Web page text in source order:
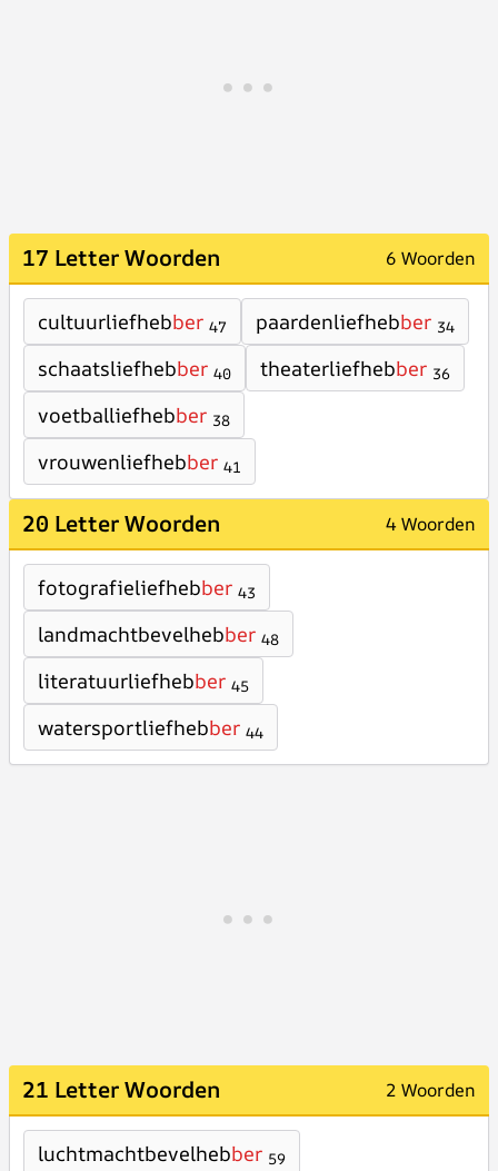
17 Letter Woorden 6 Woorden
cultuurliefhebber 47 paardenliefhebber 34
schaatsliefhebber 40 theaterliefhebber 36
voetballiefhebber 38
vrouwenliefhebber 41
20 Letter Woorden 4 Woorden
fotografieliefhebber 43
landmachtbevelhebber 48
literatuurliefhebber 45
watersportliefhebber 44
21 Letter Woorden 2 Woorden
luchtmachtbevelhebber 59